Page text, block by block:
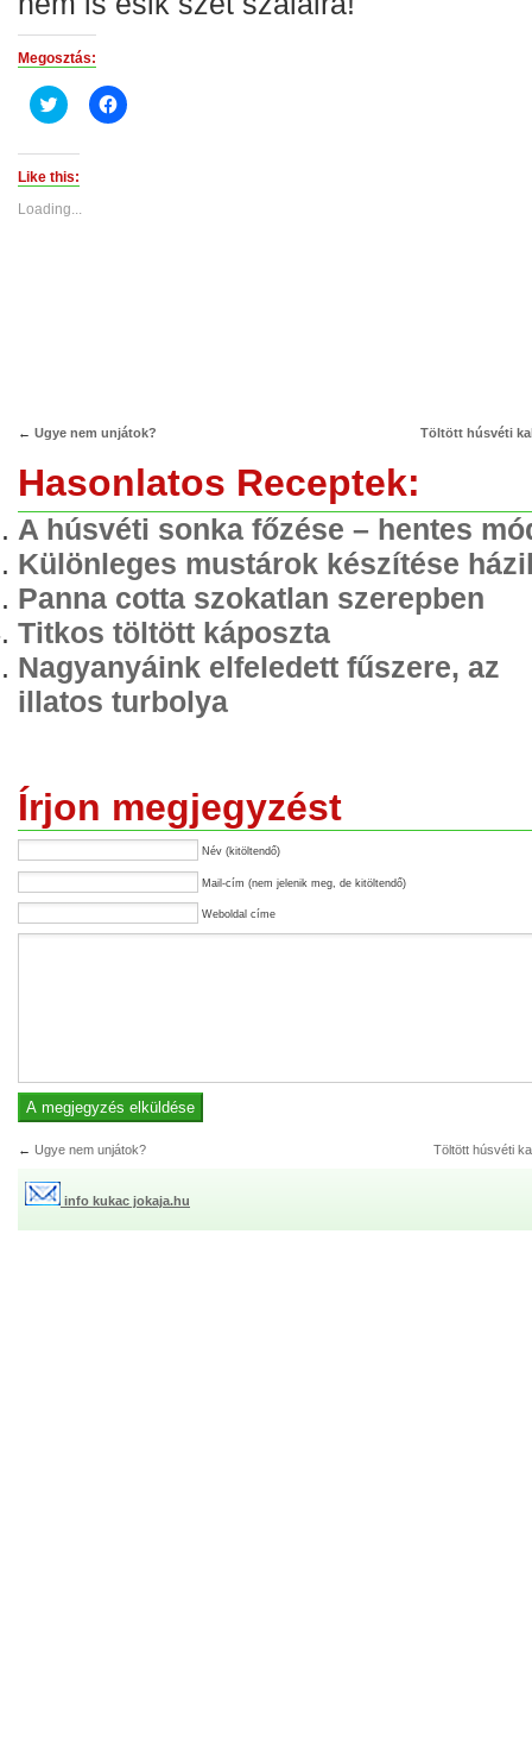
Megosztás:
Click
to
(Opens
in
new
Click
to
Like this:
Loading...
← Ugye nem unjátok? Töltött húsvéti
Hasonlatos Receptek:
A húsvéti sonka főzése – hentes
Különleges mustárok készítése
Panna cotta szokatlan szerepben
Titkos töltött káposzta
Nagyanyáink elfeledett fűszere, az
illatos turbolya
Írjon megjegyzést
Név (kitöltendő)
Mail-cím (nem jelenik meg, de kitöltendő)
Weboldal címe
← Ugye nem unjátok? Töltött húsvéti
info kukac jokaja.hu